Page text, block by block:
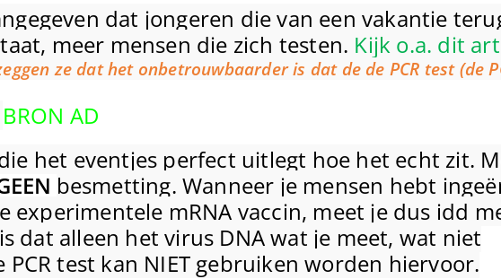
dat jongeren die van een vakantie
meer mensen die zich testen. Kijk o.a. dit
ze dat het onbetrouwbaarder is dat de de PCR test (de
BRON AD
het eventjes perfect uitlegt hoe het echt zit.
besmetting. Wanneer je mensen hebt
experimentele mRNA vaccin, meet je dus idd
dat alleen het virus DNA wat je meet, wat niet
test kan NIET gebruiken worden hiervoor.